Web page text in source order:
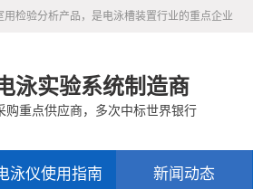
检验分析产品，是电泳槽装置行业的重点企业
泳实验系统制造商
购重点供应商，多次中标世界银行
泳仪使用指南 新闻动态